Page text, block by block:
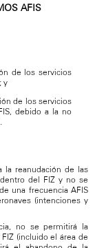
AFIS
de los servicios
y
de los servicios
debido a la no
la reanudación de las
del FIZ y no se
una frecuencia AFIS
(intenciones y
no se permitirá la
(incluido el área de